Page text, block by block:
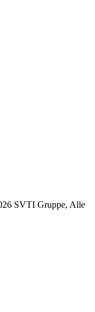
SVTI Gruppe, Alle